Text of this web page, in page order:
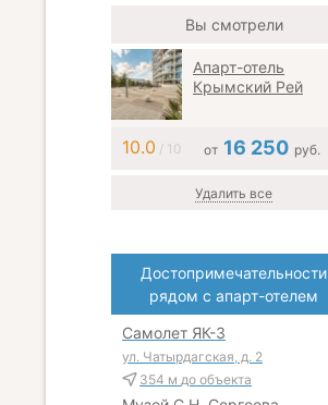
Вы смотрели
Апарт-отель
Крымский Рей
10.0 / 10 от 16 250 руб.
Удалить все
Достопримечательности
рядом с апарт-отелем
Самолет ЯК-3
ул. Чатырдагская, д. 2
354 м до объекта